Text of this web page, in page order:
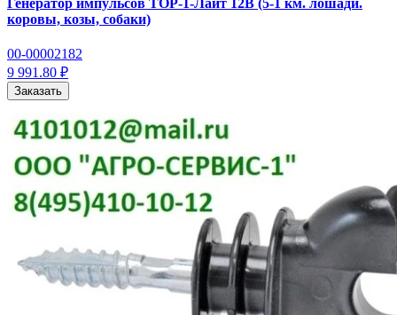
коровы, козы, собаки)
00-00002182
9 991.80 ₽
Заказать